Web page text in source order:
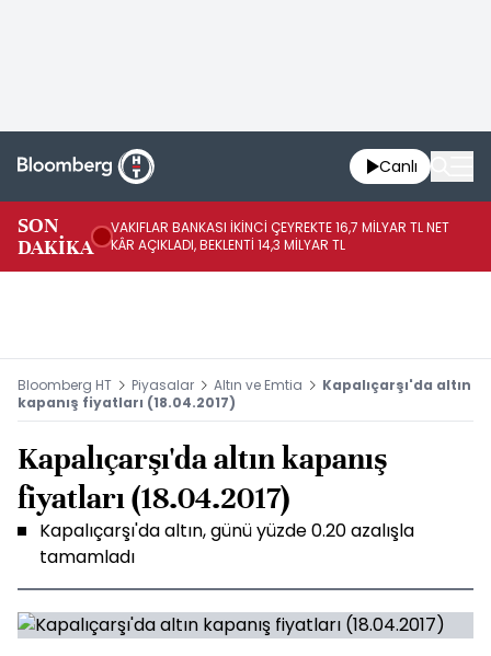
Canlı
SON
DAKİKA
VAKIFLAR BANKASI İKİNCİ ÇEYREKTE 16,7 MİLYAR TL NET
KÂR AÇIKLADI, BEKLENTİ 14,3 MİLYAR TL
Bloomberg HT Piyasalar Altın ve Emtia
Kapalıçarşı'da altın
kapanış fiyatları (18.04.2017)
Kapalıçarşı'da altın kapanış
fiyatları (18.04.2017)
Kapalıçarşı'da altın, günü yüzde 0.20 azalışla
tamamladı